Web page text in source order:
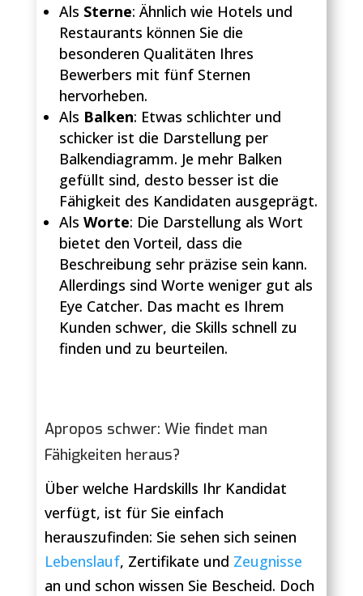
Als Sterne: Ähnlich wie Hotels und
Restaurants können Sie die
besonderen Qualitäten Ihres
Bewerbers mit fünf Sternen
hervorheben.
Als Balken: Etwas schlichter und
schicker ist die Darstellung per
Balkendiagramm. Je mehr Balken
gefüllt sind, desto besser ist die
Fähigkeit des Kandidaten ausgeprägt.
Als Worte: Die Darstellung als Wort
bietet den Vorteil, dass die
Beschreibung sehr präzise sein kann.
Allerdings sind Worte weniger gut als
Eye Catcher. Das macht es Ihrem
Kunden schwer, die Skills schnell zu
finden und zu beurteilen.
Apropos schwer: Wie findet man
Fähigkeiten heraus?
Über welche Hardskills Ihr Kandidat
verfügt, ist für Sie einfach
herauszufinden: Sie sehen sich seinen
Lebenslauf, Zertifikate und Zeugnisse
an und schon wissen Sie Bescheid. Doch